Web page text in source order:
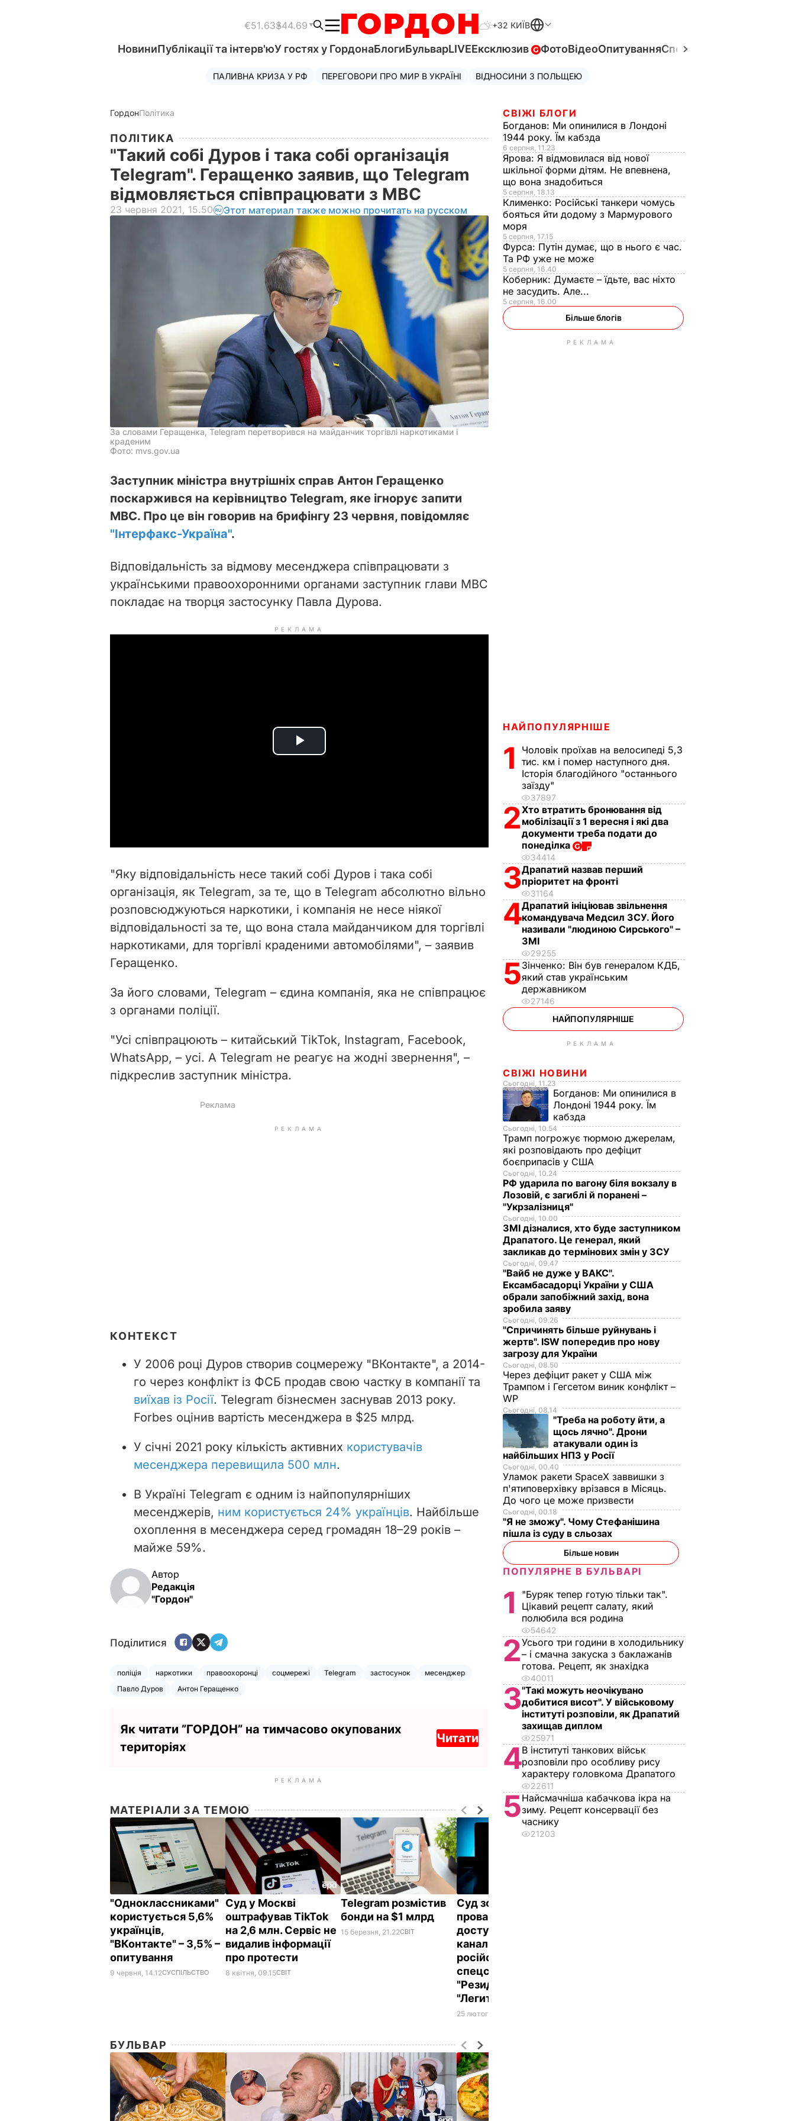
€51.63$44.69 +32 КИЇВ
НовиниПублікації та інтерв'юУ гостях у ГордонаБлогиБульварLIVEЕксклюзив ФотоВідеоОпитуванняСпецпроєкти
ПАЛИВНА КРИЗА У РФ ПЕРЕГОВОРИ ПРО МИР В УКРАЇНІ ВІДНОСИНИ З ПОЛЬЩЕЮ
ГордонПолітика
ПОЛІТИКА
"Такий собі Дуров і така собі організація
Telegram". Геращенко заявив, що Telegram
відмовляється співпрацювати з МВС
23 червня 2021, 15.50 Этот материал также можно прочитать на русском
За словами Геращенка, Telegram перетворився на майданчик торгівлі наркотиками і
краденим
Фото: mvs.gov.ua
Заступник міністра внутрішніх справ Антон Геращенко
поскаржився на керівництво Telegram, яке ігнорує запити
МВС. Про це він говорив на брифінгу 23 червня, повідомляє
"Інтерфакс-Україна".
Відповідальність за відмову месенджера співпрацювати з
українськими правоохоронними органами заступник глави МВС
покладає на творця застосунку Павла Дурова.
РЕКЛАМА
P
i
d
e
"Яку відповідальність несе такий собі Дуров і така собі
організація, як Telegram, за те, що в Telegram абсолютно вільно
розповсюджуються наркотики, і компанія не несе ніякої
відповідальності за те, що вона стала майданчиком для торгівлі
наркотиками, для торгівлі краденими автомобілями", – заявив
Геращенко.
За його словами, Telegram – єдина компанія, яка не співпрацює
з органами поліції.
"Усі співпрацюють – китайський TikTok, Instagram, Facebook,
WhatsApp, – усі. А Telegram не реагує на жодні звернення", –
підкреслив заступник міністра.
РЕКЛАМА
КОНТЕКСТ
У 2006 році Дуров створив соцмережу "ВКонтакте", а 2014-
го через конфлікт із ФСБ продав свою частку в компанії та
виїхав із Росії. Telegram бізнесмен заснував 2013 року.
Forbes оцінив вартість месенджера в $25 млрд.
У січні 2021 року кількість активних користувачів
месенджера перевищила 500 млн.
В Україні Telegram є одним із найпопулярніших
месенджерів, ним користується 24% українців. Найбільше
охоплення в месенджера серед громадян 18–29 років –
майже 59%.
Автор
Редакція
"Гордон"
Поділитися
поліція наркотики правоохоронці соцмережі Telegram застосунок
месенджер
Павло Дуров
Антон Геращенко
Як читати ”ГОРДОН” на тимчасово окупованих
територіях
Читати
РЕКЛАМА
МАТЕРІАЛИ ЗА ТЕМОЮ
"Одноклассниками"
користується 5,6%
українців,
"ВКонтакте" – 3,5% –
опитування
9 червня, 14.12СУСПІЛЬСТВО
Суд у Москві
оштрафував TikTok
на 2,6 млн. Сервіс не
видалив інформації
про протести
8 квітня, 09.15СВІТ
Telegram розмістив
бонди на $1 млрд
15 березня, 21.22СВІТ
Суд зобов'язав
провайдерів закрити
доступ до Telegram-
каналів мережі
російських
спецслужб, зокрема
"Резидент" та
"Легитимный"
25 лютого, 08.37
БУЛЬВАР
СВІЖІ БЛОГИ
Богданов: Ми опинилися в Лондоні
1944 року. Їм кабзда
6 серпня, 11.23
Ярова: Я відмовилася від нової
шкільної форми дітям. Не впевнена,
що вона знадобиться
5 серпня, 18.13
Клименко: Російські танкери чомусь
бояться йти додому з Мармурового
моря
5 серпня, 17.15
Фурса: Путін думає, що в нього є час.
Та РФ уже не може
5 серпня, 16.40
Коберник: Думаєте – їдьте, вас ніхто
не засудить. Але...
5 серпня, 16.00
Більше блогів
РЕКЛАМА
НАЙПОПУЛЯРНІШЕ
1
Чоловік проїхав на велосипеді 5,3
тис. км і помер наступного дня.
Історія благодійного "останнього
заїзду"
37897
2Хто втратить бронювання від
мобілізації з 1 вересня і які два
документи треба подати до
понеділка
34414
3Драпатий назвав перший
пріоритет на фронті
31164
4Драпатий ініціював звільнення
командувача Медсил ЗСУ. Його
називали "людиною Сирського" –
ЗМІ
29255
5Зінченко: Він був генералом КДБ,
який став українським
державником
27146
НАЙПОПУЛЯРНІШЕ
РЕКЛАМА
СВІЖІ НОВИНИ
Сьогодні, 11.23
Богданов: Ми опинилися в
Лондоні 1944 року. Їм
кабзда
Сьогодні, 10.54
Трамп погрожує тюрмою джерелам,
які розповідають про дефіцит
боєприпасів у США
Сьогодні, 10.24
РФ ударила по вагону біля вокзалу в
Лозовій, є загиблі й поранені –
"Укрзалізниця"
Сьогодні, 10.00
ЗМІ дізналися, хто буде заступником
Драпатого. Це генерал, який
закликав до термінових змін у ЗСУ
Сьогодні, 09.47
"Вайб не дуже у ВАКС".
Ексамбасадорці України у США
обрали запобіжний захід, вона
зробила заяву
Сьогодні, 09.26
"Спричинять більше руйнувань і
жертв". ISW попередив про нову
загрозу для України
Сьогодні, 08.50
Через дефіцит ракет у США між
Трампом і Гегсетом виник конфлікт –
WP
Сьогодні, 08.14
"Треба на роботу йти, а
щось лячно". Дрони
атакували один із
найбільших НПЗ у Росії
Сьогодні, 00.40
Уламок ракети SpaceX заввишки з
п'ятиповерхівку врізався в Місяць.
До чого це може призвести
Сьогодні, 00.18
"Я не зможу". Чому Стефанішина
пішла із суду в сльозах
Більше новин
ПОПУЛЯРНЕ В БУЛЬВАРІ
1
"Буряк тепер готую тільки так".
Цікавий рецепт салату, який
полюбила вся родина
54642
2Усього три години в холодильнику
– і смачна закуска з баклажанів
готова. Рецепт, як знахідка
40011
3"Такі можуть неочікувано
добитися висот". У військовому
інституті розповіли, як Драпатий
захищав диплом
25971
4В інституті танкових військ
розповіли про особливу рису
характеру головкома Драпатого
22611
5Найсмачніша кабачкова ікра на
зиму. Рецепт консервації без
часнику
21203